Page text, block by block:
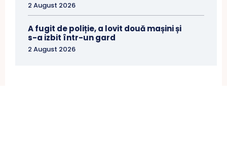
2 August 2026
A fugit de poliție, a lovit două mașini și
s-a izbit într-un gard
2 August 2026